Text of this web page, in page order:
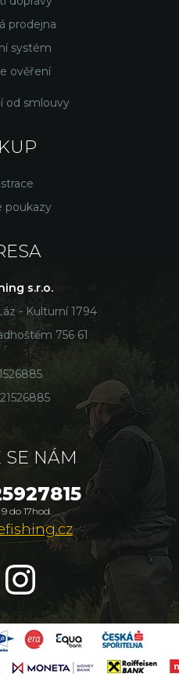
prodejna
systém
ověření
od smlouvy
poukazy
s.r.o.
- Kulturní 1794
756 61
SE NÁM
do 17hod.